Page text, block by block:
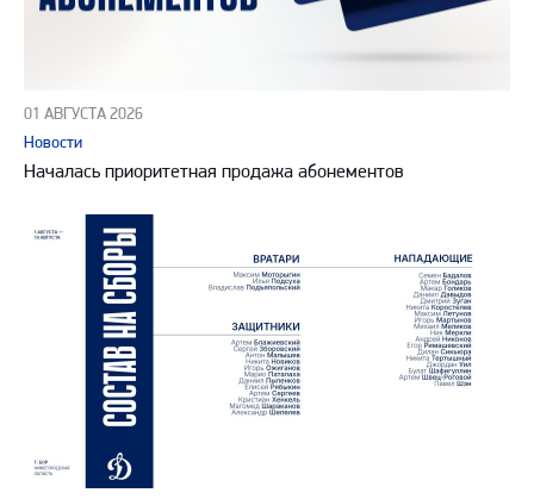
01 АВГУСТА 2026
Новости
Началась приоритетная продажа абонементов